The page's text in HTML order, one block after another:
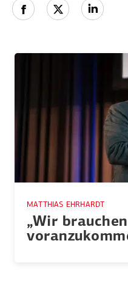
MATTHIAS EHRHARDT
„Wir